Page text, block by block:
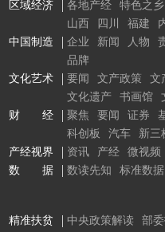
区域经济
各地产经 特色之乡
山西
四川 福建
中国制造
企业 新闻 人物
品牌
文化艺术
要闻 文产政策 文
文化遗产
书画馆
财 经
聚焦 要闻 证券
科创板
汽车 新三
产经视界
资讯 产经 微视频
数 据
数读先知 标准数据
精准扶贫 中央政策解读 部